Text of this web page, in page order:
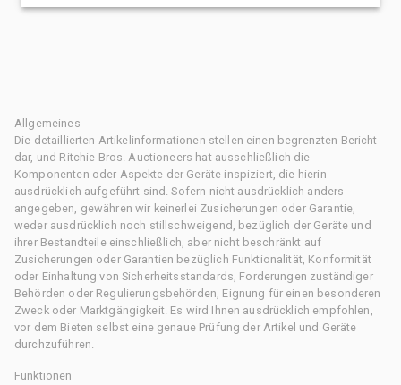
Allgemeines
Die detaillierten Artikelinformationen stellen einen begrenzten Bericht
dar, und Ritchie Bros. Auctioneers hat ausschließlich die
Komponenten oder Aspekte der Geräte inspiziert, die hierin
ausdrücklich aufgeführt sind. Sofern nicht ausdrücklich anders
angegeben, gewähren wir keinerlei Zusicherungen oder Garantie,
weder ausdrücklich noch stillschweigend, bezüglich der Geräte und
ihrer Bestandteile einschließlich, aber nicht beschränkt auf
Zusicherungen oder Garantien bezüglich Funktionalität, Konformität
oder Einhaltung von Sicherheitsstandards, Forderungen zuständiger
Behörden oder Regulierungsbehörden, Eignung für einen besonderen
Zweck oder Marktgängigkeit. Es wird Ihnen ausdrücklich empfohlen,
vor dem Bieten selbst eine genaue Prüfung der Artikel und Geräte
durchzuführen.
Funktionen